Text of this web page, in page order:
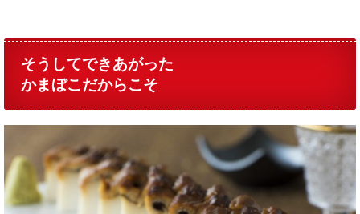
そうしてできあがった
かまぼこだからこそ